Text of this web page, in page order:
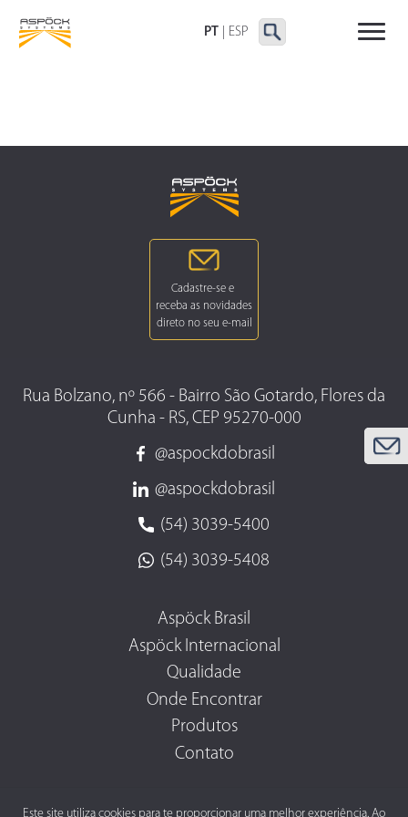
PT ESP
DELIMITADORAS E
LATERAIS
Este site utiliza cookies para te proporcionar uma melhor experiência. Ao
Rua Bolzano, nº 566 - Bairro São Gotardo, Flores da
Cunha - RS, CEP 95270-000
@aspockdobrasil
@aspockdobrasil
(54) 3039-5400
(54) 3039-5408
Aspöck Brasil
Aspöck Internacional
Qualidade
Onde Encontrar
Produtos
Contato